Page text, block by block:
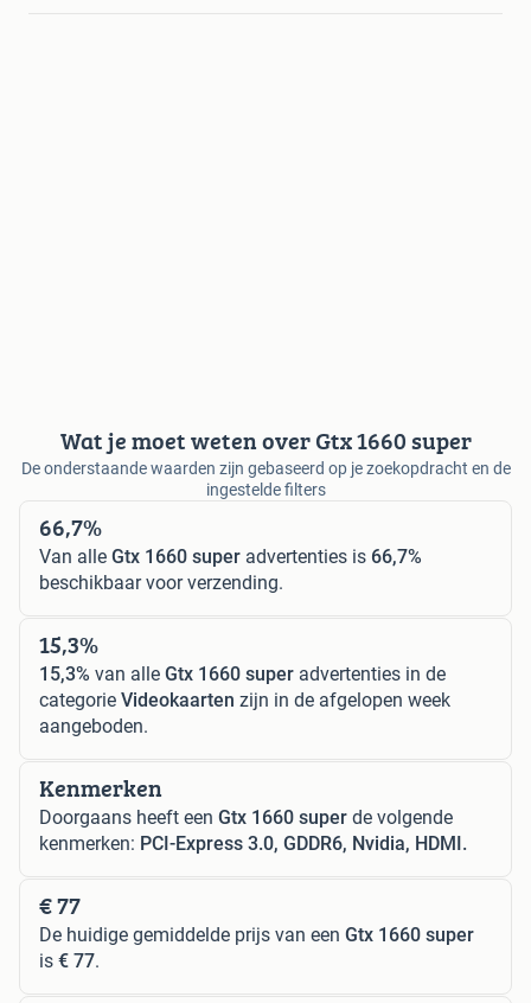
Wat je moet weten over Gtx 1660 super
De onderstaande waarden zijn gebaseerd op je zoekopdracht en de
ingestelde filters
66,7%
Van alle Gtx 1660 super advertenties is 66,7%
beschikbaar voor verzending.
15,3%
15,3% van alle Gtx 1660 super advertenties in de
categorie Videokaarten zijn in de afgelopen week
aangeboden.
Kenmerken
Doorgaans heeft een Gtx 1660 super de volgende
kenmerken: PCI-Express 3.0, GDDR6, Nvidia, HDMI.
€ 77
De huidige gemiddelde prijs van een Gtx 1660 super
is € 77.